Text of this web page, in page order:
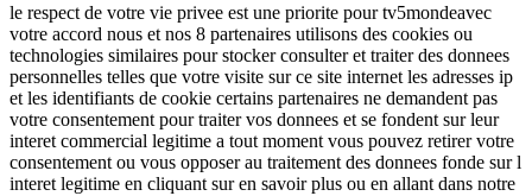
le respect de votre vie privee est une priorite pour tv5mondeavec
votre accord nous et nos 8 partenaires utilisons des cookies ou
technologies similaires pour stocker consulter et traiter des donnees
personnelles telles que votre visite sur ce site internet les adresses ip
et les identifiants de cookie certains partenaires ne demandent pas
votre consentement pour traiter vos donnees et se fondent sur leur
interet commercial legitime a tout moment vous pouvez retirer votre
consentement ou vous opposer au traitement des donnees fonde sur l
interet legitime en cliquant sur en savoir plus ou en allant dans notre